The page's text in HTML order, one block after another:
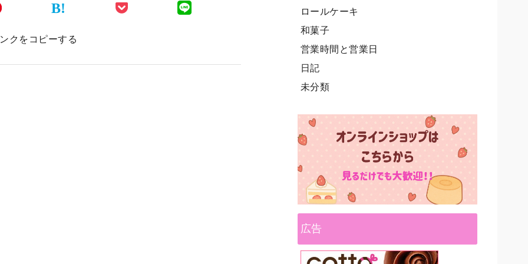
B!
クをコピーする
ロールケーキ
和菓子
営業時間と営業日
日記
未分類
広告